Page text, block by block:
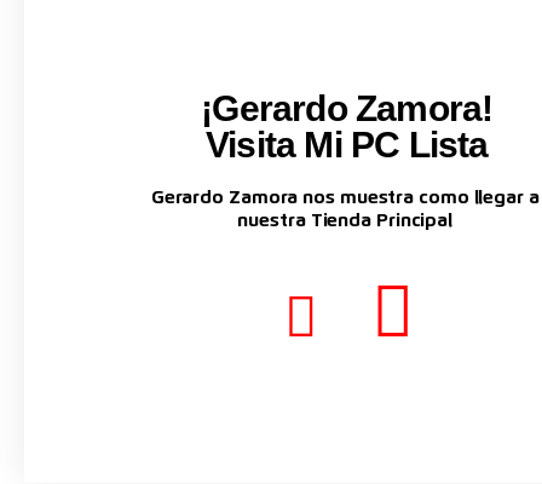
¡Gerardo Zamora!
Visita Mi PC Lista
Gerardo Zamora nos muestra como llegar a
nuestra Tienda Principal